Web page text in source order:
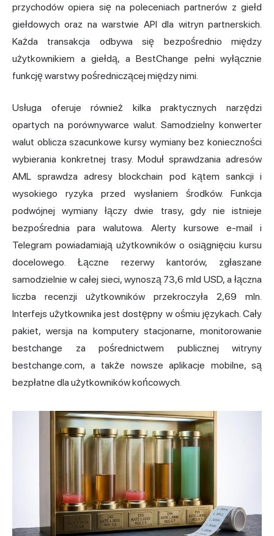
przychodów opiera się na poleceniach partnerów z giełd
giełdowych oraz na warstwie API dla witryn partnerskich.
Każda transakcja odbywa się bezpośrednio między
użytkownikiem a giełdą, a BestChange pełni wyłącznie
funkcję warstwy pośredniczącej między nimi.
Usługa oferuje również kilka praktycznych narzędzi
opartych na porównywarce walut. Samodzielny konwerter
walut oblicza szacunkowe kursy wymiany bez konieczności
wybierania konkretnej trasy. Moduł sprawdzania adresów
AML sprawdza adresy blockchain pod kątem sankcji i
wysokiego ryzyka przed wysłaniem środków. Funkcja
podwójnej wymiany łączy dwie trasy, gdy nie istnieje
bezpośrednia para walutowa. Alerty kursowe e-mail i
Telegram powiadamiają użytkowników o osiągnięciu kursu
docelowego. Łączne rezerwy kantorów, zgłaszane
samodzielnie w całej sieci, wynoszą 73,6 mld USD, a łączna
liczba recenzji użytkowników przekroczyła 2,69 mln.
Interfejs użytkownika jest dostępny w ośmiu językach. Cały
pakiet, wersja na komputery stacjonarne, monitorowanie
bestchange za pośrednictwem publicznej witryny
bestchange.com, a także nowsze aplikacje mobilne, są
bezpłatne dla użytkowników końcowych.